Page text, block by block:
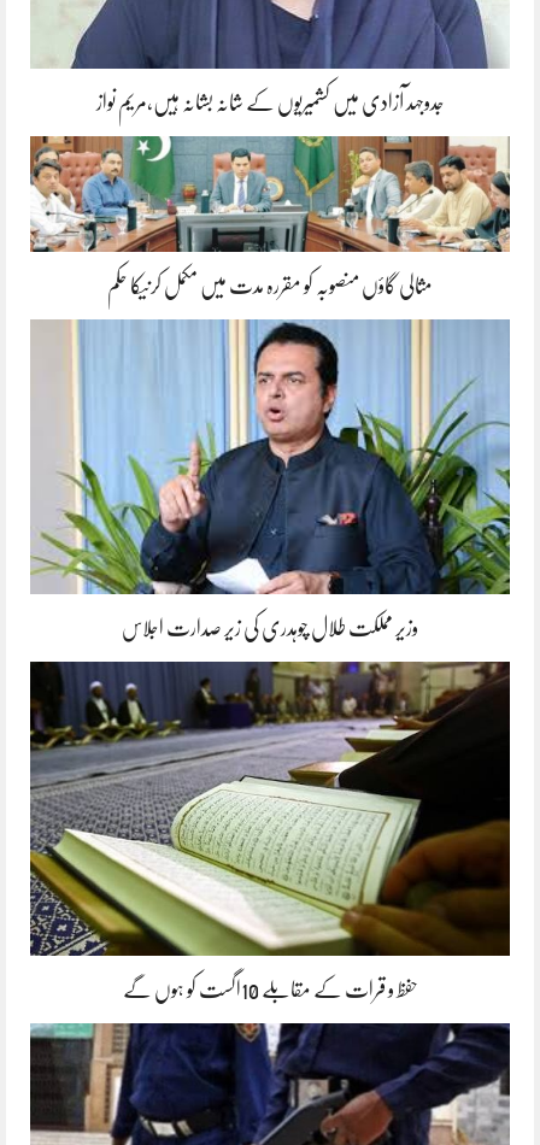
جدوجہد آزادی میں کشمیریوں کے شانہ بشانہ ہیں،مریم نواز
مثالی گاؤں منصوبہ کو مقررہ مدت میں مکمل کرنیکا حکم
وزیر مملکت طلال چوہدری کی زیر صدارت اجلاس
حفظ و قرات کے مقابلے 10اگست کو ہوں گے